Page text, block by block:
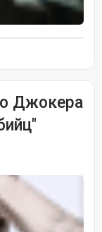
Джокера